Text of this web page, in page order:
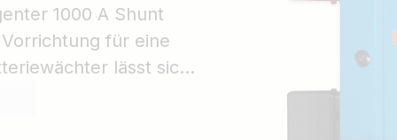
1000 A Shunt
für eine
lässt sich
Zum